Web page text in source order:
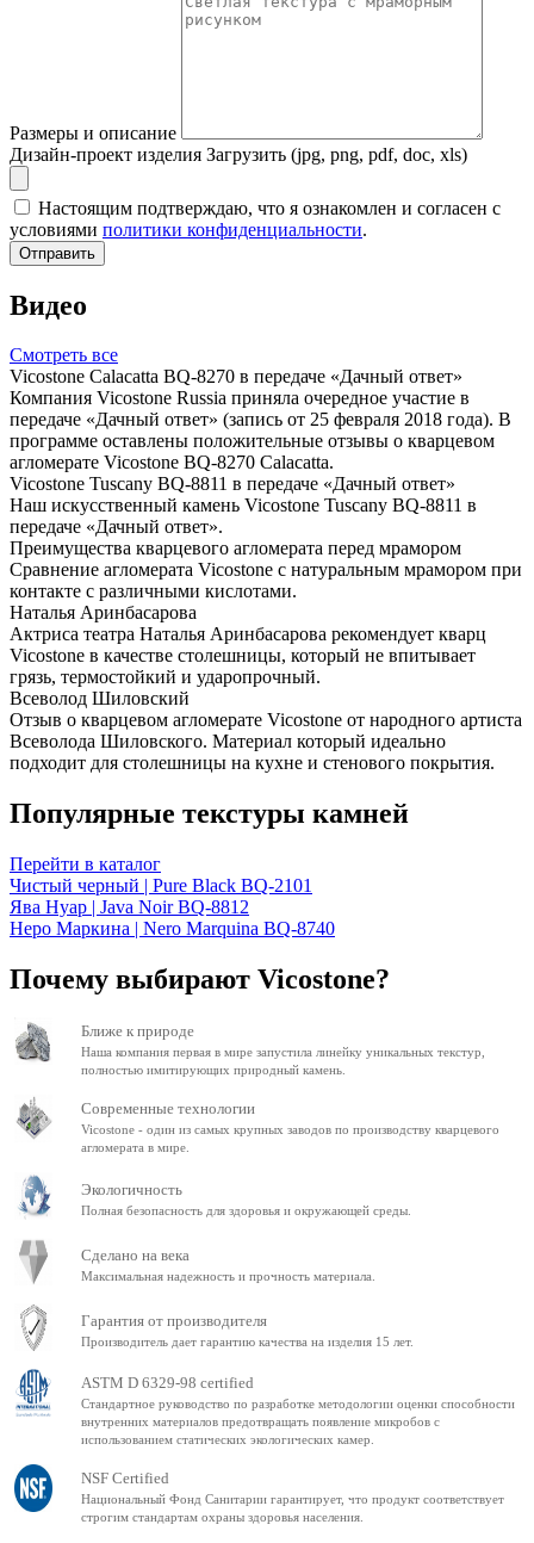
Размеры и описание
Дизайн-проект изделия Загрузить (jpg, png, pdf, doc, xls)
Настоящим подтверждаю, что я ознакомлен и согласен с
условиями политики конфиденциальности.
Отправить
Видео
Смотреть все
Vicostone Calacatta BQ-8270 в передаче «Дачный ответ»
Компания Vicostone Russia приняла очередное участие в
передаче «Дачный ответ» (запись от 25 февраля 2018 года). В
программе оставлены положительные отзывы о кварцевом
агломерате Vicostone BQ-8270 Calacatta.
Vicostone Tuscany BQ-8811 в передаче «Дачный ответ»
Наш искусственный камень Vicostone Tuscany BQ-8811 в
передаче «Дачный ответ».
Преимущества кварцевого агломерата перед мрамором
Сравнение агломерата Vicostone с натуральным мрамором при
контакте с различными кислотами.
Наталья Аринбасарова
Актриса театра Наталья Аринбасарова рекомендует кварц
Vicostone в качестве столешницы, который не впитывает
грязь, термостойкий и ударопрочный.
Всеволод Шиловский
Отзыв о кварцевом агломерате Vicostone от народного артиста
Всеволода Шиловского. Материал который идеально
подходит для столешницы на кухне и стенового покрытия.
Популярные текстуры камней
Перейти в каталог
Чистый черный | Pure Black BQ-2101
Ява Нуар | Java Noir BQ-8812
Неро Маркина | Nero Marquina BQ-8740
Почему выбирают Vicostone?
Ближе к природе
Наша компания первая в мире запустила линейку уникальных текстур,
полностью имитирующих природный камень.
Современные технологии
Vicostone - один из самых крупных заводов по производству кварцевого
агломерата в мире.
Экологичность
Полная безопасность для здоровья и окружающей среды.
Сделано на века
Максимальная надежность и прочность материала.
Гарантия от производителя
Производитель дает гарантию качества на изделия 15 лет.
ASTM D 6329-98 certified
Стандартное руководство по разработке методологии оценки способности
внутренних материалов предотвращать появление микробов с
использованием статических экологических камер.
NSF Certified
Национальный Фонд Санитарии гарантирует, что продукт соответствует
строгим стандартам охраны здоровья населения.